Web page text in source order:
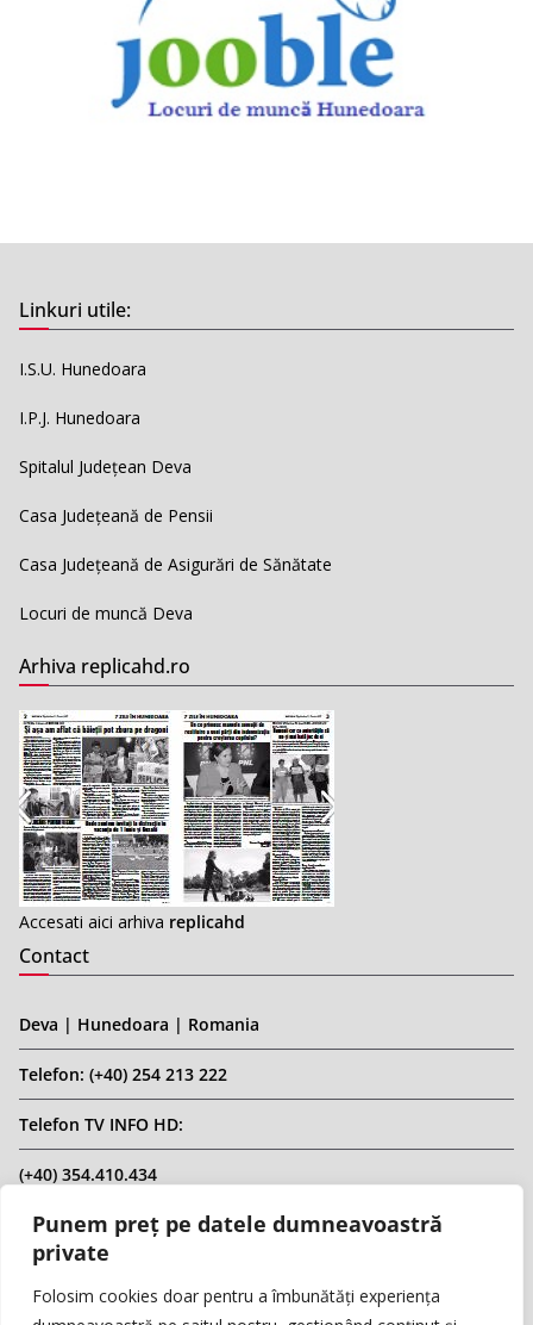
Punem preț pe datele dumneavoastră
private
Folosim cookies doar pentru a îmbunătăți experiența
Linkuri utile:
I.S.U. Hunedoara
I.P.J. Hunedoara
Spitalul Județean Deva
Casa Județeană de Pensii
Casa Județeană de Asigurări de Sănătate
Locuri de muncă Deva
Arhiva replicahd.ro
Accesati aici arhiva replicahd
Contact
Deva | Hunedoara | Romania
Telefon: (+40) 254 213 222
Telefon TV INFO HD:
(+40) 354.410.434
Email: infohd20@gmail.com
Website: www.replicahd.ro